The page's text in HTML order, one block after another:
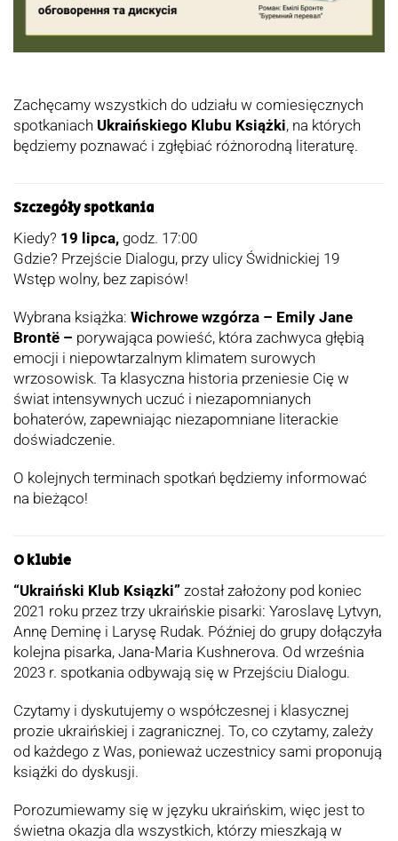
Zachęcamy wszystkich do udziału w comiesięcznych
spotkaniach Ukraińskiego Klubu Książki, na których
będziemy poznawać i zgłębiać różnorodną literaturę.
Szczegóły spotkania
Kiedy? 19 lipca, godz. 17:00
Gdzie? Przejście Dialogu, przy ulicy Świdnickiej 19
Wstęp wolny, bez zapisów!
Wybrana książka: Wichrowe wzgórza – Emily Jane
Brontë – porywająca powieść, która zachwyca głębią
emocji i niepowtarzalnym klimatem surowych
wrzosowisk. Ta klasyczna historia przeniesie Cię w
świat intensywnych uczuć i niezapomnianych
bohaterów, zapewniając niezapomniane literackie
doświadczenie.
O kolejnych terminach spotkań będziemy informować
na bieżąco!
O klubie
“Ukraiński Klub Ksiązki” został założony pod koniec
2021 roku przez trzy ukraińskie pisarki: Yaroslavę Lytvyn,
Annę Deminę i Larysę Rudak. Później do grupy dołączyła
kolejna pisarka, Jana-Maria Kushnerova. Od września
2023 r. spotkania odbywają się w Przejściu Dialogu.
Czytamy i dyskutujemy o współczesnej i klasycznej
prozie ukraińskiej i zagranicznej. To, co czytamy, zależy
od każdego z Was, ponieważ uczestnicy sami proponują
książki do dyskusji.
Porozumiewamy się w języku ukraińskim, więc jest to
świetna okazja dla wszystkich, którzy mieszkają w